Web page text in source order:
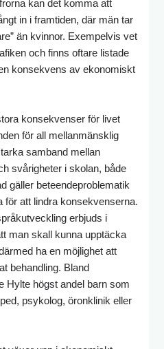
kan det komma att
in i framtiden, där män tar
än kvinnor. Exempelvis vet
och finns oftare listade
konsekvens av ekonomiskt
konsekvenser för livet
för all mellanmänsklig
samband mellan
svårigheter i skolan, både
gäller beteendeproblematik
för att lindra konsekvenserna.
erbjuds i
man skall kunna upptäcka
ha en möjlighet att
behandling. Bland
Hylte högst andel barn som
psykolog, öronklinik eller